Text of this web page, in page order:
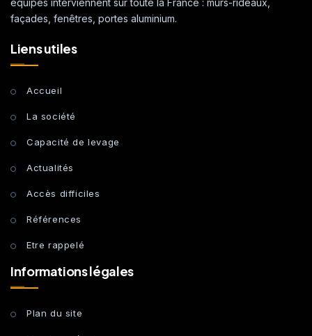
équipes interviennent sur toute la France : murs-rideaux,
façades, fenêtres, portes aluminium.
Liens utiles
Accueil
La société
Capacité de levage
Actualités
Accès difficiles
Références
Etre rappelé
Informations légales
Plan du site